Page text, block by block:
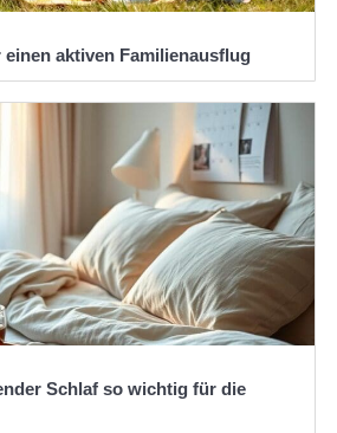
einen aktiven Familienausflug
Schlaf so wichtig für die